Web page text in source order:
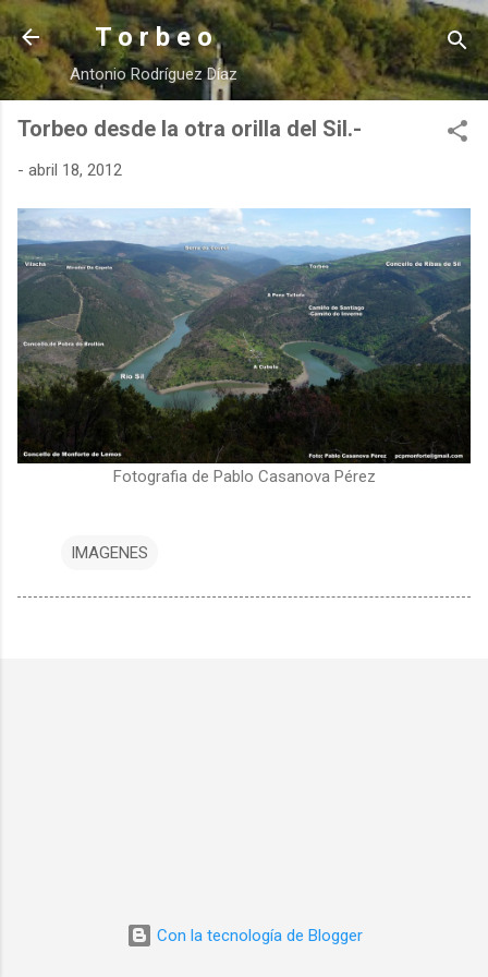
Ir al contenido principal
T o r b e o
Antonio Rodríguez Díaz
Torbeo desde la otra orilla del Sil.-
- abril 18, 2012
Fotografia de Pablo Casanova Pérez
IMAGENES
Con la tecnología de Blogger